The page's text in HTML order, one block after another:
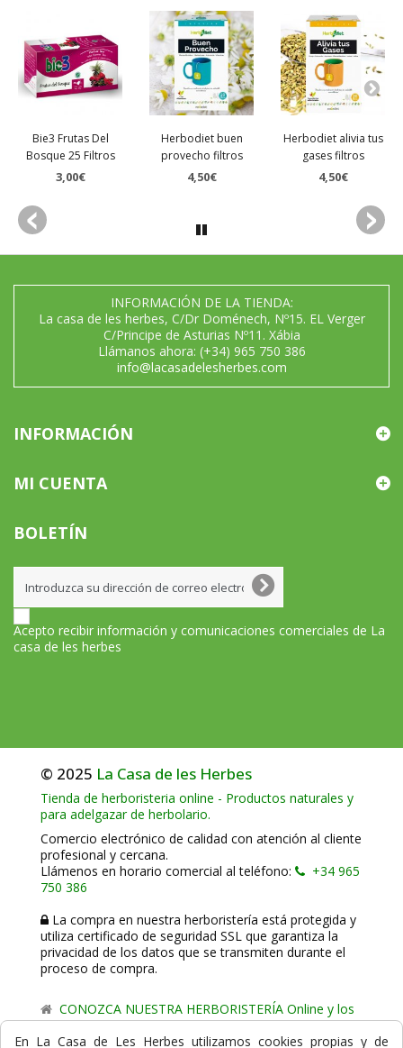
Bie3 Frutas Del
Bosque 25 Filtros
3,00€
Herbodiet buen
provecho filtros
4,50€
Herbodiet alivia tus
gases filtros
4,50€
INFORMACIÓN DE LA TIENDA:
La casa de les herbes, C/Dr Doménech, Nº15. EL Verger
C/Principe de Asturias Nº11. Xábia
Llámanos ahora: (+34) 965 750 386
info@lacasadelesherbes.com
INFORMACIÓN
MI CUENTA
BOLETÍN
Acepto recibir información y comunicaciones comerciales de La
casa de les herbes
© 2025 La Casa de les Herbes
Tienda de herboristeria online - Productos naturales y
para adelgazar de herbolario.
Comercio electrónico de calidad con atención al cliente
profesional y cercana.
Llámenos en horario comercial al teléfono:
+34 965
750 386
La compra en nuestra herboristería está protegida y
utiliza certificado de seguridad SSL que garantiza la
privacidad de los datos que se transmiten durante el
proceso de compra.
CONOZCA NUESTRA HERBORISTERÍA Online y los
comercio de proximidad de La Casa de les Herbes.
En La Casa de Les Herbes utilizamos cookies propias y de